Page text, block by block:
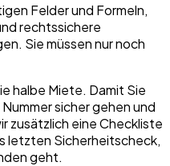
Felder und Formeln,
rechtssichere
Sie müssen nur noch
halbe Miete. Damit Sie
sicher gehen und
zusätzlich eine Checkliste
letzten Sicherheitscheck,
geht.